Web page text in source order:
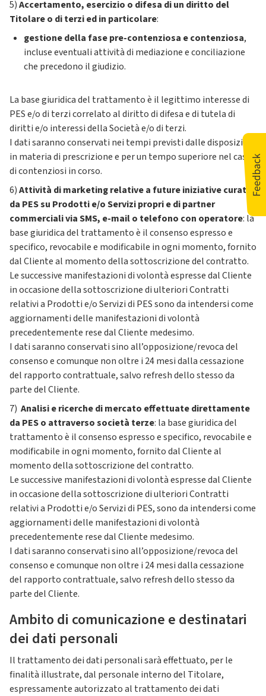
5)Accertamento, esercizio o difesa di un diritto del
Titolare o di terzi ed in particolare:
gestione della fase pre-contenziosa e contenziosa,
incluse eventuali attività di mediazione e conciliazione
che precedono il giudizio.
La base giuridica del trattamento è il legittimo interesse di
PES e/o di terzi correlato al diritto di difesa e di tutela di
diritti e/o interessi della Società e/o di terzi.
I dati saranno conservati nei tempi previsti dalle disposizioni
in materia di prescrizione e per un tempo superiore nel caso
di contenziosi in corso.
6)Attività di marketing relative a future iniziative curate
da PES su Prodotti e/o Servizi propri e di partner
commerciali via SMS, e-mail o telefono con operatore: la
base giuridica del trattamento è il consenso espresso e
specifico, revocabile e modificabile in ogni momento, fornito
dal Cliente al momento della sottoscrizione del contratto.
Le successive manifestazioni di volontà espresse dal Cliente
in occasione della sottoscrizione di ulteriori Contratti
relativi a Prodotti e/o Servizi di PES sono da intendersi come
aggiornamenti delle manifestazioni di volontà
precedentemente rese dal Cliente medesimo.
I dati saranno conservati sino all’opposizione/revoca del
consenso e comunque non oltre i 24 mesi dalla cessazione
del rapporto contrattuale, salvo refresh dello stesso da
parte del Cliente.
7) Analisi e ricerche di mercato effettuate direttamente
da PES o attraverso società terze: la base giuridica del
trattamento è il consenso espresso e specifico, revocabile e
modificabile in ogni momento, fornito dal Cliente al
momento della sottoscrizione del contratto.
Le successive manifestazioni di volontà espresse dal Cliente
in occasione della sottoscrizione di ulteriori Contratti
relativi a Prodotti e/o Servizi di PES, sono da intendersi come
aggiornamenti delle manifestazioni di volontà
precedentemente rese dal Cliente medesimo.
I dati saranno conservati sino all’opposizione/revoca del
consenso e comunque non oltre i 24 mesi dalla cessazione
del rapporto contrattuale, salvo refresh dello stesso da
parte del Cliente.
Ambito di comunicazione e destinatari
dei dati personali
Il trattamento dei dati personali sarà effettuato, per le
finalità illustrate, dal personale interno del Titolare,
espressamente autorizzato al trattamento dei dati